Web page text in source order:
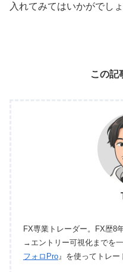
入れてみてはいかがでし
この記
FX専業トレーダー。FX歴8
→エントリー可視化までを
フォロPro』を使ってトレー